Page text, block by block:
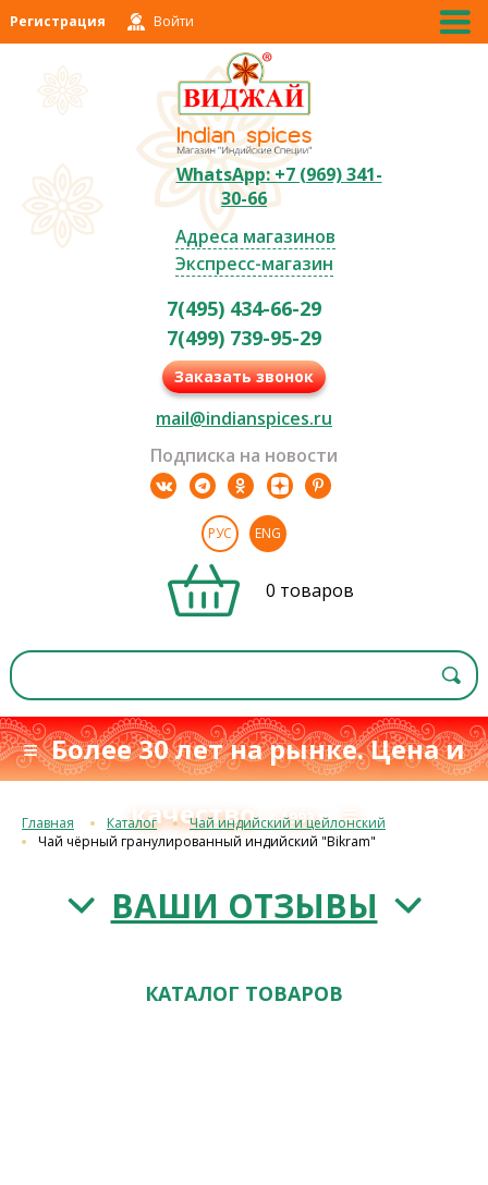
Регистрация Войти
WhatsApp: +7 (969) 341-
30-66
Адреса магазинов
Экспресс-магазин
7(495) 434-66-29
7(499) 739-95-29
Заказать звонок
mail@indianspices.ru
Подписка на новости
РУС ENG
0 товаров
≡ Более 30 лет на рынке. Цена и
качествос 1993 г.≡
Главная Каталог
Чай индийский и цейлонский
Чай чёрный гранулированный индийский "Bikram"
ВАШИ ОТЗЫВЫ
КАТАЛОГ ТОВАРОВ